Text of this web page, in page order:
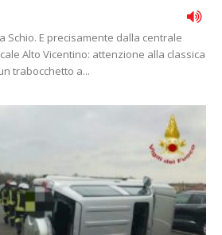
Schio. E precisamente dalla centrale
Alto Vicentino: attenzione alla classica
trabocchetto a...